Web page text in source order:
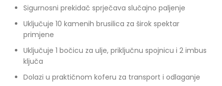
Sigurnosni prekidač sprječava slučajno paljenje
Uključuje 10 kamenih brusilica za širok spektar
primjene
Uključuje 1 bočicu za ulje, priključnu spojnicu i 2 imbus
ključa
Dolazi u praktičnom koferu za transport i odlaganje